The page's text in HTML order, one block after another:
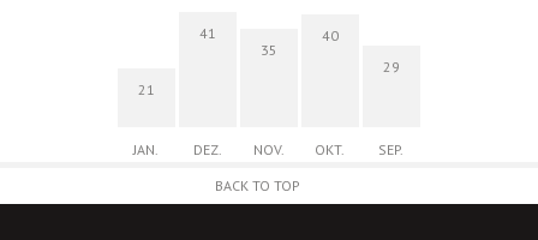
21
JAN.
41
DEZ.
35
NOV.
40
OKT.
29
SEP.
BACK TO TOP